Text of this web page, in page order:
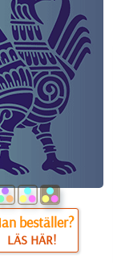
beställer?
LÄS HÄR!